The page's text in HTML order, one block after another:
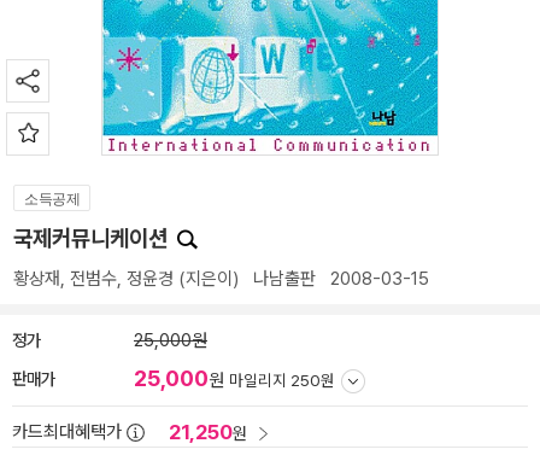
소득공제
국제커뮤니케이션
황상재, 전범수, 정윤경 (지은이) 나남출판 2008-03-15
정가 25,000원
판매가 25,000원 마일리지 250원
카드최대혜택가 21,250원